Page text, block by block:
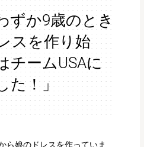
ずか9歳のとき
スを作り始
チームUSAに
た！」
ら娘のドレスを作っていま